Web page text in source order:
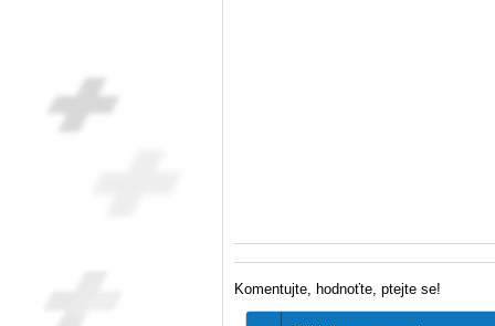
Komentujte, hodnoťte, ptejte se!